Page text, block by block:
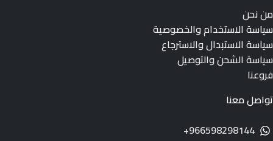
من نحن
سياسة الاستخدام والخصوصية
سياسة الاستبدال والاسترجاع
سياسة الشحن والتوصيل
فروعنا
تواصل معنا
966598298144+